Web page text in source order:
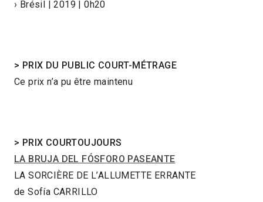
› Brésil | 2019 | 0h20
> PRIX DU PUBLIC COURT-MÉTRAGE
Ce prix n’a pu être maintenu
> PRIX COURTOUJOURS
LA BRUJA DEL FÓSFORO PASEANTE
LA SORCIÈRE DE L’ALLUMETTE ERRANTE
de Sofía CARRILLO